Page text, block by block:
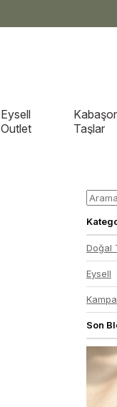
Eysell
Outlet
Taşlar
Doğal
Eysell
Son